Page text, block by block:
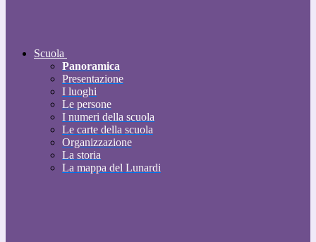
Scuola
Panoramica
Presentazione
I luoghi
Le persone
I numeri della scuola
Le carte della scuola
Organizzazione
La storia
La mappa del Lunardi